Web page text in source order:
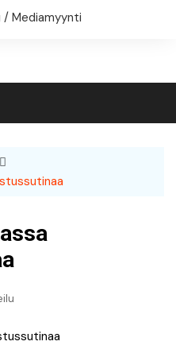
/ Mediamyynti